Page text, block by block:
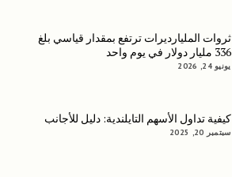
ثروات المليارديرات ترتفع بمقدار قياسي بلغ
336 مليار دولار في يوم واحد
يونيو 24, 2026
كيفية تداول الأسهم التايلندية: دليل للأجانب
سبتمبر 20, 2025